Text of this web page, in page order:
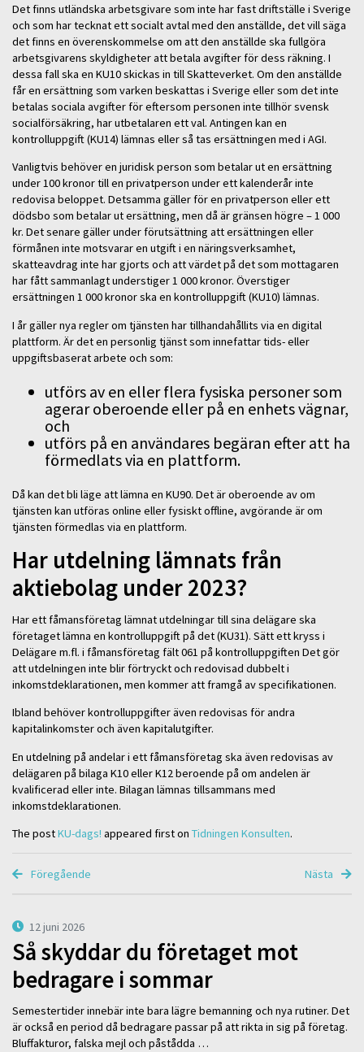
Det finns utländska arbetsgivare som inte har fast driftställe i Sverige
och som har tecknat ett socialt avtal med den anställde, det vill säga
det finns en överenskommelse om att den anställde ska fullgöra
arbetsgivarens skyldigheter att betala avgifter för dess räkning. I
dessa fall ska en KU10 skickas in till Skatteverket. Om den anställde
får en ersättning som varken beskattas i Sverige eller som det inte
betalas sociala avgifter för eftersom personen inte tillhör svensk
socialförsäkring, har utbetalaren ett val. Antingen kan en
kontrolluppgift (KU14) lämnas eller så tas ersättningen med i AGI.
Vanligtvis behöver en juridisk person som betalar ut en ersättning
under 100 kronor till en privatperson under ett kalenderår inte
redovisa beloppet. Detsamma gäller för en privatperson eller ett
dödsbo som betalar ut ersättning, men då är gränsen högre – 1 000
kr. Det senare gäller under förutsättning att ersättningen eller
förmånen inte motsvarar en utgift i en näringsverksamhet,
skatteavdrag inte har gjorts och att värdet på det som mottagaren
har fått sammanlagt understiger 1 000 kronor. Överstiger
ersättningen 1 000 kronor ska en kontrolluppgift (KU10) lämnas.
I år gäller nya regler om tjänsten har tillhandahållits via en digital
plattform. Är det en personlig tjänst som innefattar tids- eller
uppgiftsbaserat arbete och som:
utförs av en eller flera fysiska personer som
agerar oberoende eller på en enhets vägnar,
och
utförs på en användares begäran efter att ha
förmedlats via en plattform.
Då kan det bli läge att lämna en KU90. Det är oberoende av om
tjänsten kan utföras online eller fysiskt offline, avgörande är om
tjänsten förmedlas via en plattform.
Har utdelning lämnats från
aktiebolag under 2023?
Har ett fåmansföretag lämnat utdelningar till sina delägare ska
företaget lämna en kontrolluppgift på det (KU31). Sätt ett kryss i
Delägare m.fl. i fåmansföretag fält 061 på kontrolluppgiften Det gör
att utdelningen inte blir förtryckt och redovisad dubbelt i
inkomstdeklarationen, men kommer att framgå av specifikationen.
Ibland behöver kontrolluppgifter även redovisas för andra
kapitalinkomster och även kapitalutgifter.
En utdelning på andelar i ett fåmansföretag ska även redovisas av
delägaren på bilaga K10 eller K12 beroende på om andelen är
kvalificerad eller inte. Bilagan lämnas tillsammans med
inkomstdeklarationen.
The postKU-dags! appeared first on Tidningen Konsulten.
Föregående Nästa
12 juni 2026
Så skyddar du företaget mot
bedragare i sommar
Semestertider innebär inte bara lägre bemanning och nya rutiner. Det
är också en period då bedragare passar på att rikta in sig på företag.
Bluffakturor, falska mejl och påstådda …